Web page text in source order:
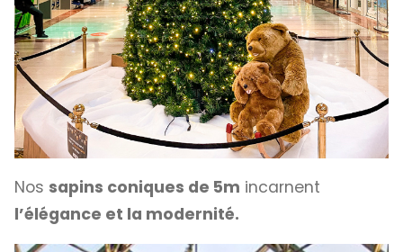
Nos sapins coniques de 5m incarnent
l’élégance et la modernité.